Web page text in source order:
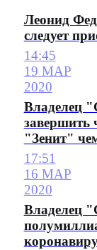
Леонид
следует
14:45
19 МАР
2020
Владелец
завершить
"Зенит"
17:51
16 МАР
2020
Владелец